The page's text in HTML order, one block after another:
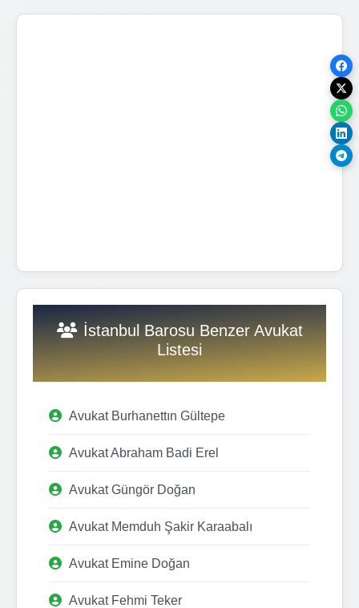
İstanbul Barosu Benzer Avukat
Listesi
Avukat Burhanettın Gültepe
Avukat Abraham Badi Erel
Avukat Güngör Doğan
Avukat Memduh Şakir Karaabalı
Avukat Emine Doğan
Avukat Fehmi Teker